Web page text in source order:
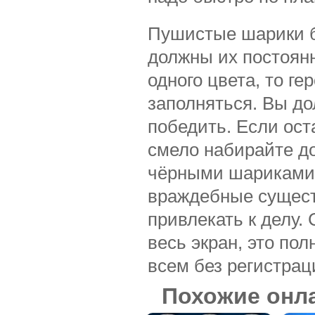
Пушистые шарики
должны их
одного цвета, то
заполняться. Вы
победить. Если
смело набирайте
чёрными
враждебные
привлекать к
весь экран, это
всем без
Похожие